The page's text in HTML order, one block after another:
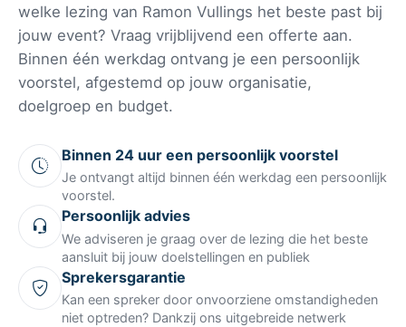
welke lezing van Ramon Vullings het beste past bij
jouw event? Vraag vrijblijvend een offerte aan.
Binnen één werkdag ontvang je een persoonlijk
voorstel, afgestemd op jouw organisatie,
doelgroep en budget.
Binnen 24 uur een persoonlijk voorstel
Je ontvangt altijd binnen één werkdag een persoonlijk
voorstel.
Persoonlijk advies
We adviseren je graag over de lezing die het beste
aansluit bij jouw doelstellingen en publiek
Sprekersgarantie
Kan een spreker door onvoorziene omstandigheden
niet optreden? Dankzij ons uitgebreide netwerk